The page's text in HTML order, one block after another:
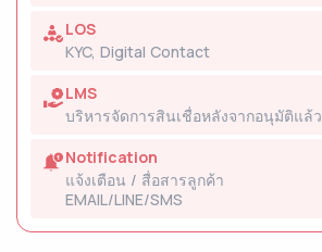
LOS
KYC, Digital Contact
LMS
บริหารจัดการสินเชื่อหลังจากอนุมัติแล้ว
Notification
แจ้งเตือน / สื่อสารลูกค้า
EMAIL/LINE/SMS